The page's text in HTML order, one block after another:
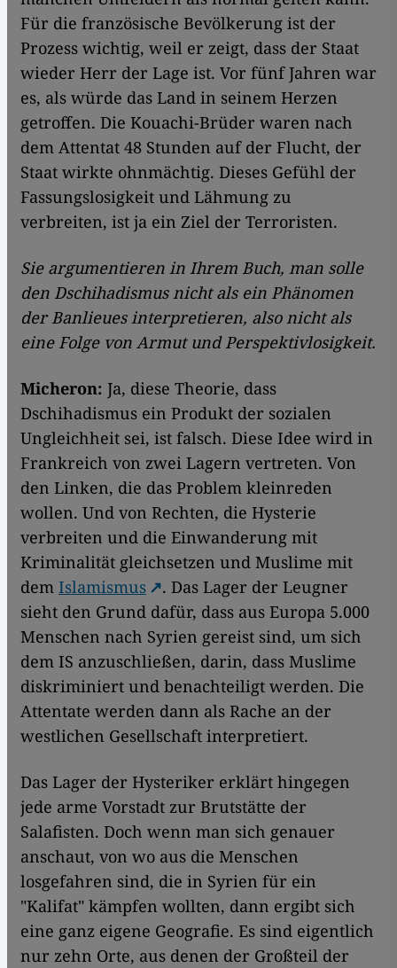
Für die französische Bevölkerung ist der
Prozess wichtig, weil er zeigt, dass der Staat
wieder Herr der Lage ist. Vor fünf Jahren war
es, als würde das Land in seinem Herzen
getroffen. Die Kouachi-Brüder waren nach
dem Attentat 48 Stunden auf der Flucht, der
Staat wirkte ohnmächtig. Dieses Gefühl der
Fassungslosigkeit und Lähmung zu
verbreiten, ist ja ein Ziel der Terroristen.
Sie argumentieren in Ihrem Buch, man solle
den Dschihadismus nicht als ein Phänomen
der Banlieues interpretieren, also nicht als
eine Folge von Armut und Perspektivlosigkeit.
Micheron: Ja, diese Theorie, dass
Dschihadismus ein Produkt der sozialen
Ungleichheit sei, ist falsch. Diese Idee wird in
Frankreich von zwei Lagern vertreten. Von
den Linken, die das Problem kleinreden
wollen. Und von Rechten, die Hysterie
verbreiten und die Einwanderung mit
Kriminalität gleichsetzen und Muslime mit
dem Islamismus
. Das Lager der Leugner
sieht den Grund dafür, dass aus Europa 5.000
Menschen nach Syrien gereist sind, um sich
dem IS anzuschließen, darin, dass Muslime
diskriminiert und benachteiligt werden. Die
Attentate werden dann als Rache an der
westlichen Gesellschaft interpretiert.
Das Lager der Hysteriker erklärt hingegen
jede arme Vorstadt zur Brutstätte der
Salafisten. Doch wenn man sich genauer
anschaut, von wo aus die Menschen
losgefahren sind, die in Syrien für ein
"Kalifat" kämpfen wollten, dann ergibt sich
eine ganz eigene Geografie. Es sind eigentlich
nur zehn Orte, aus denen der Großteil der